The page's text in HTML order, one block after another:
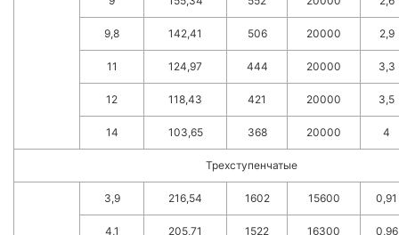
9,8 142,41 506 20000 2,9
11 124,97 444 20000 3,3
12 118,43 421 20000 3,5
14 103,65 368 20000 4
Трехступенчатые
3,9 216,54 1602 15600 0,91
4,1 205,71 1522 16300 0,96